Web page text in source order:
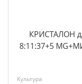
КРИСТАЛОН
8:11:37+5
Культура